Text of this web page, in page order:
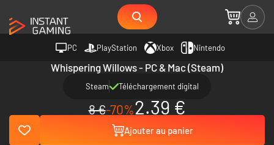
PC PlayStation Xbox Nintendo
Whispering Willows - PC & Mac (Steam)
Steam Téléchargement digital
8 €-70%2.39 €
Ajouter au panier